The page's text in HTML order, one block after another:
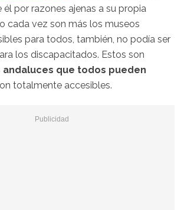
por razones ajenas a su propia
cada vez son más los museos
para todos, también, no podía ser
los discapacitados. Estos son
andaluces que todos pueden
totalmente accesibles.